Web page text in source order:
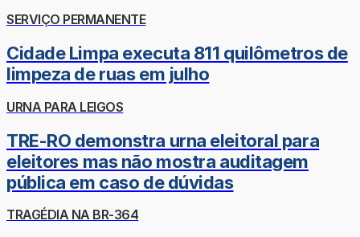
SERVIÇO PERMANENTE
Cidade Limpa executa 811 quilômetros de
limpeza de ruas em julho
URNA PARA LEIGOS
TRE-RO demonstra urna eleitoral para
eleitores mas não mostra auditagem
pública em caso de dúvidas
TRAGÉDIA NA BR-364